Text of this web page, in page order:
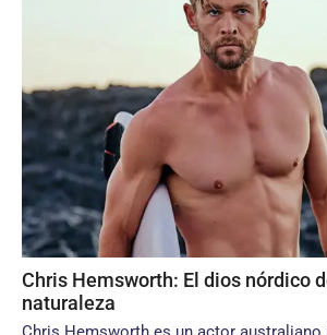
Chris Hemsworth: El dios nórdico
naturaleza